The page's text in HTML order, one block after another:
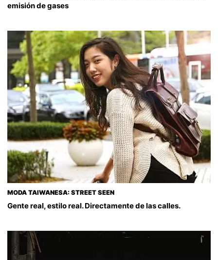
emisión de gases
MODA TAIWANESA: STREET SEEN
Gente real, estilo real. Directamente de las calles.